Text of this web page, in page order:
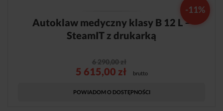
Autoklaw medyczny klasy B 12 L –
SteamIT z drukarką
-11%
6 290,00zł
5 615,00 zł brutto
POWIADOM O DOSTĘPNOŚCI